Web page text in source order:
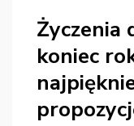
Życzenia
koniec